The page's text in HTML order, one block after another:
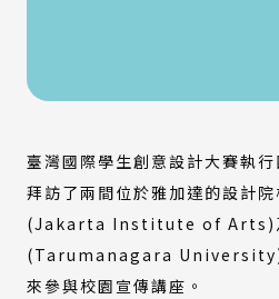
臺灣國際學生創意設計大賽執
拜訪了兩間位於雅加達的設計
(Jakarta Institute of Arts)
(Tarumanagara University)
來參與校園宣傳講座。